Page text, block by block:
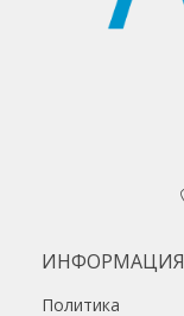
ИНФОРМАЦИЯ
Политика